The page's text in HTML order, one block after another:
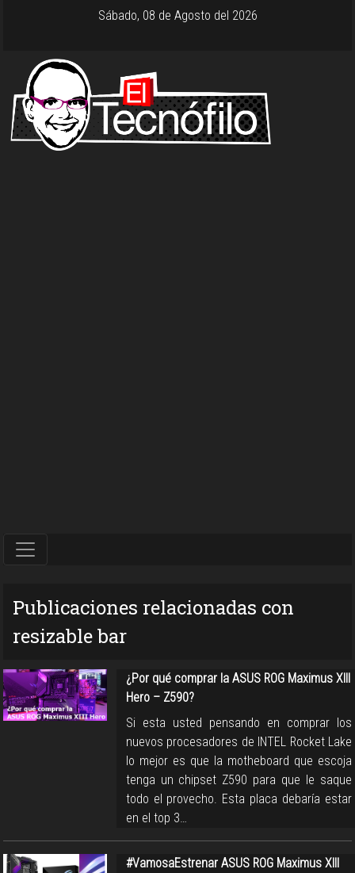
Sábado, 08 de Agosto del 2026
Publicaciones relacionadas con
resizable bar
¿Por qué comprar la ASUS ROG Maximus XIII
Hero – Z590?
Si esta usted pensando en comprar los
nuevos procesadores de INTEL Rocket Lake
lo mejor es que la motheboard que escoja
tenga un chipset Z590 para que le saque
todo el provecho. Esta placa debaría estar
en el top 3…
#VamosaEstrenar ASUS ROG Maximus XIII